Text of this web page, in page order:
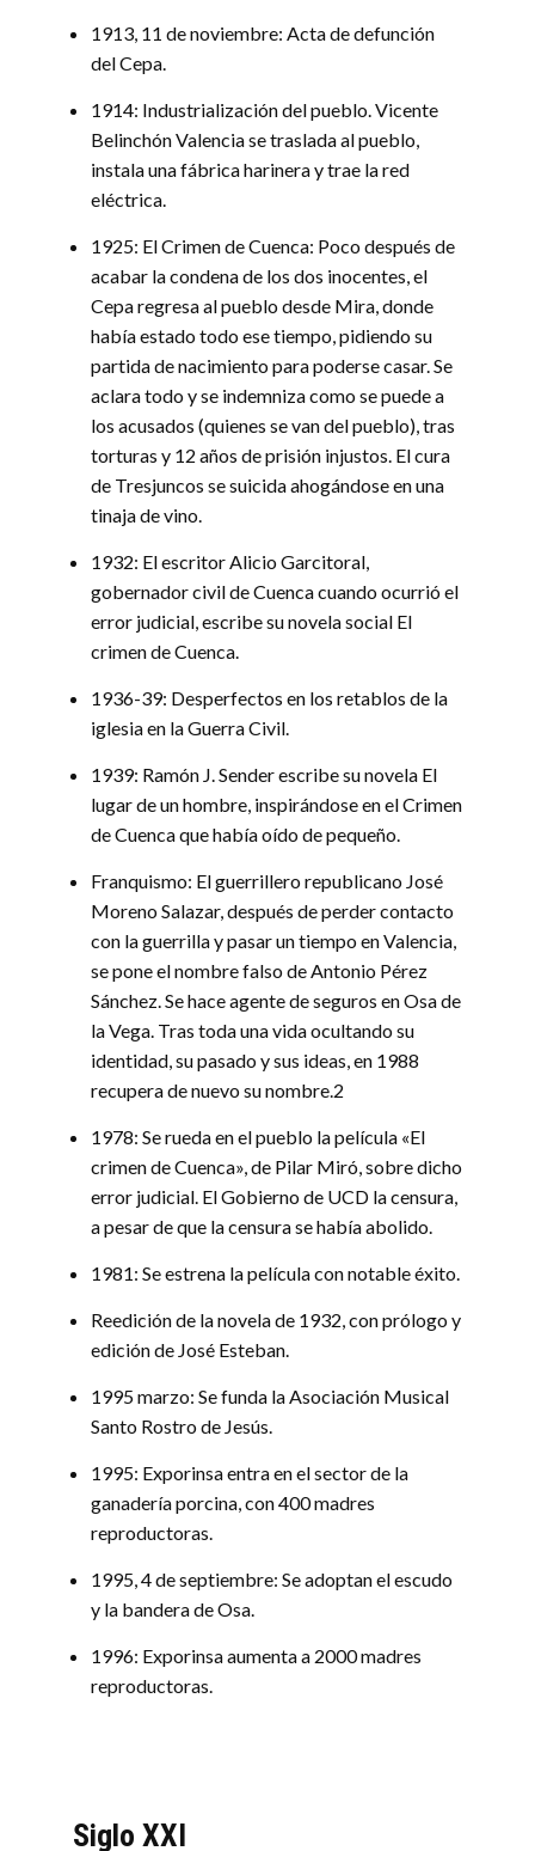
1913, 11 de noviembre: Acta de defunción
del Cepa.
1914: Industrialización del pueblo. Vicente
Belinchón Valencia se traslada al pueblo,
instala una fábrica harinera y trae la red
eléctrica.
1925: El Crimen de Cuenca: Poco después de
acabar la condena de los dos inocentes, el
Cepa regresa al pueblo desde Mira, donde
había estado todo ese tiempo, pidiendo su
partida de nacimiento para poderse casar. Se
aclara todo y se indemniza como se puede a
los acusados (quienes se van del pueblo), tras
torturas y 12 años de prisión injustos. El cura
de Tresjuncos se suicida ahogándose en una
tinaja de vino.
1932: El escritor Alicio Garcitoral,
gobernador civil de Cuenca cuando ocurrió el
error judicial, escribe su novela social El
crimen de Cuenca.
1936-39: Desperfectos en los retablos de la
iglesia en la Guerra Civil.
1939: Ramón J. Sender escribe su novela El
lugar de un hombre, inspirándose en el Crimen
de Cuenca que había oído de pequeño.
Franquismo: El guerrillero republicano José
Moreno Salazar, después de perder contacto
con la guerrilla y pasar un tiempo en Valencia,
se pone el nombre falso de Antonio Pérez
Sánchez. Se hace agente de seguros en Osa de
la Vega. Tras toda una vida ocultando su
identidad, su pasado y sus ideas, en 1988
recupera de nuevo su nombre.2
1978: Se rueda en el pueblo la película «El
crimen de Cuenca», de Pilar Miró, sobre dicho
error judicial. El Gobierno de UCD la censura,
a pesar de que la censura se había abolido.
1981: Se estrena la película con notable éxito.
Reedición de la novela de 1932, con prólogo y
edición de José Esteban.
1995 marzo: Se funda la Asociación Musical
Santo Rostro de Jesús.
1995: Exporinsa entra en el sector de la
ganadería porcina, con 400 madres
reproductoras.
1995, 4 de septiembre: Se adoptan el escudo
y la bandera de Osa.
1996: Exporinsa aumenta a 2000 madres
reproductoras.
Siglo XXI